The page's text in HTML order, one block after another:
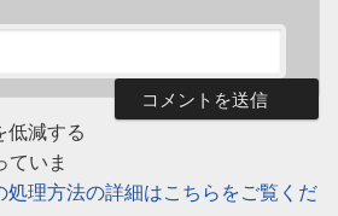
低減する
ていま
処理方法の詳細はこちらをご覧くだ